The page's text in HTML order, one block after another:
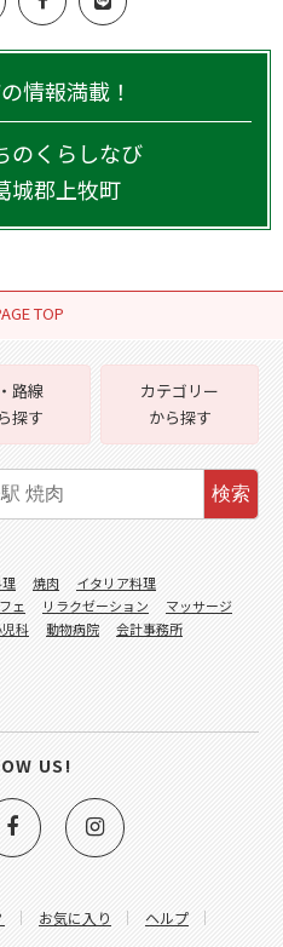
情報満載！
のくらしなび
城郡上牧町
TOP
お気に入り
ヘルプ
路線
探す
カテゴリー
から探す
検索
焼肉
イタリア料理
ェ リラクゼーション
マッサージ
科 動物病院
会計事務所
US!